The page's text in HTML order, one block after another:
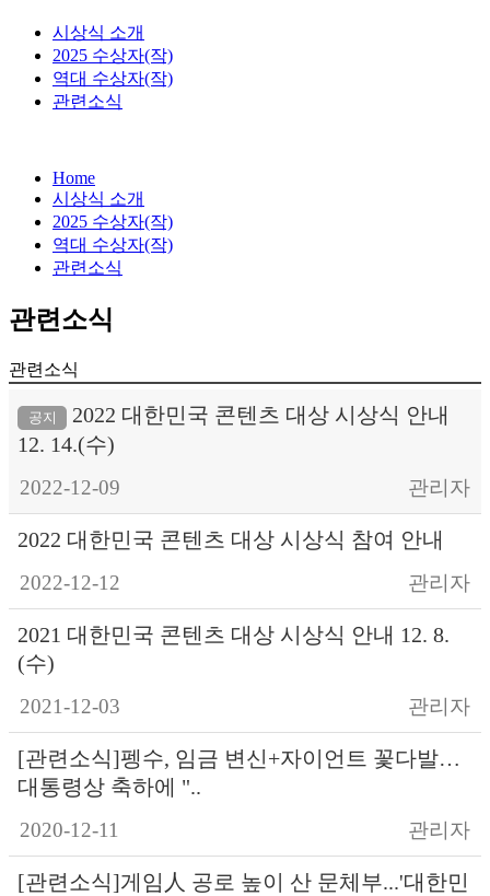
시상식 소개
2025 수상자(작)
역대 수상자(작)
관련소식
Home
시상식 소개
2025 수상자(작)
역대 수상자(작)
관련소식
관련소식
관련소식
공지
2022 대한민국 콘텐츠 대상 시상식 안내
12. 14.(수)
2022-12-09 관리자
2022 대한민국 콘텐츠 대상 시상식 참여 안내
2022-12-12 관리자
2021 대한민국 콘텐츠 대상 시상식 안내 12. 8.
(수)
2021-12-03 관리자
[관련소식]펭수, 임금 변신+자이언트 꽃다발…
대통령상 축하에 "..
2020-12-11 관리자
[관련소식]게임人 공로 높이 산 문체부...'대한민